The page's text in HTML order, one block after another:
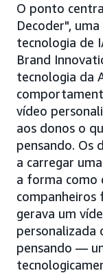
O ponto
Decoder",
tecnologia de
Brand
tecnologia da
vídeo
aos donos o
pensando. Os
a carregar
a forma como
companheiros
gerava um
personalizada
pensando —